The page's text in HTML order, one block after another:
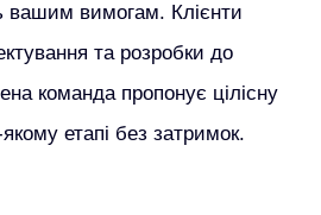
вашим вимогам. Клієнти
та розробки до
команда пропонує цілісну
етапі без затримок.